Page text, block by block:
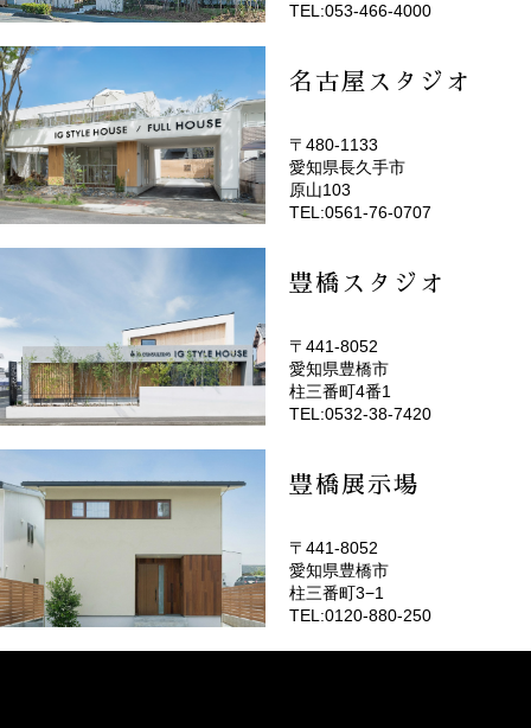
TEL:053-466-4000
名古屋スタジオ
(EMOTOP名古屋)
〒480-1133
愛知県長久手市
原山103
TEL:0561-76-0707
豊橋スタジオ
(EMOTOP豊橋)
〒441-8052
愛知県豊橋市
柱三番町4番1
TEL:0532-38-7420
豊橋展示場
〒441-8052
愛知県豊橋市
柱三番町3−1
TEL:0120-880-250